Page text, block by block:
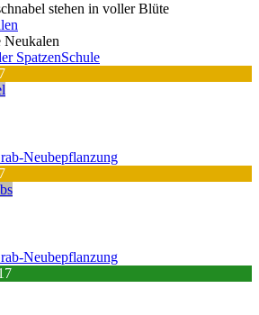
stehen in voller Blüte
Neukalen
SpatzenSchule
Neubepflanzung
Neubepflanzung